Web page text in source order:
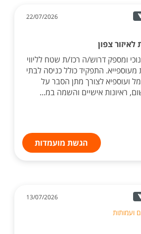
22/07/2026
צפון
ומספק דרוש/ה רכז/ת שטח לליווי
התפקיד כולל כניסה לבתי
ועוספיא לצורך מתן הסבר על
ראיונות אישיים והשמה במ...
הגשת מועמדות
13/07/2026
ועמותות